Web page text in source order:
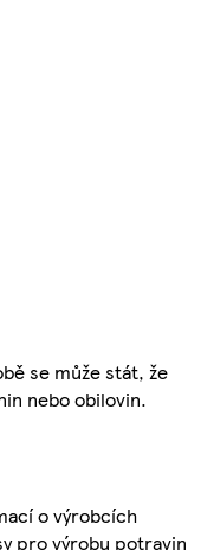
se může stát, že
nebo obilovin.
o výrobcích
pro výrobu potravin